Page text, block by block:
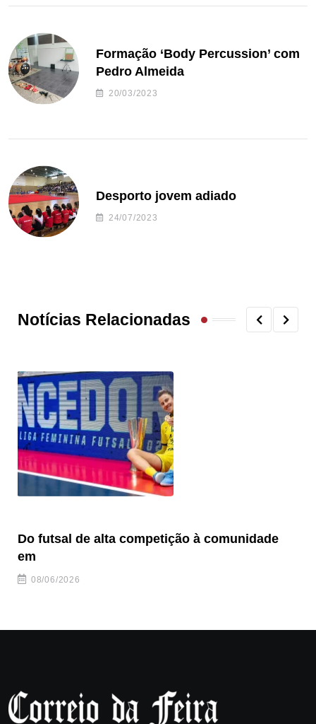
Formação ‘Body Percussion’ com
Pedro Almeida
20/03/2023
Desporto jovem adiado
24/07/2023
Notícias Relacionadas
Do futsal de alta competição à comunidade
em
08/06/2026